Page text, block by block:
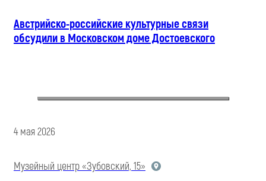
Австрийско-российские культурные связи
обсудили в Московском доме Достоевского
4 мая 2026
Музейный центр «Зубовский, 15»